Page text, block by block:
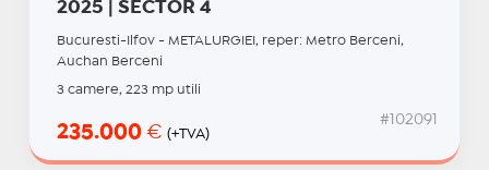
2025 | SECTOR 4
Bucuresti-Ilfov - METALURGIEI, reper: Metro Berceni,
Auchan Berceni
3 camere, 223 mp utili
235.000 € (+TVA)
#102091